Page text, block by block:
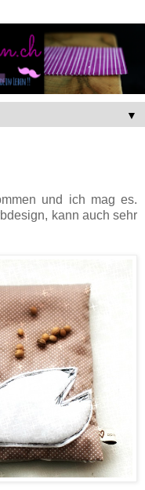
▼
und ich mag es.
kann auch sehr